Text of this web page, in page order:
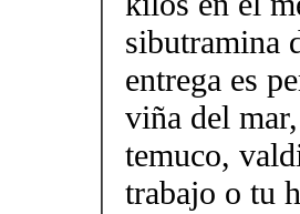
sibutramina
entrega es
viña del
temuco,
trabajo o tu